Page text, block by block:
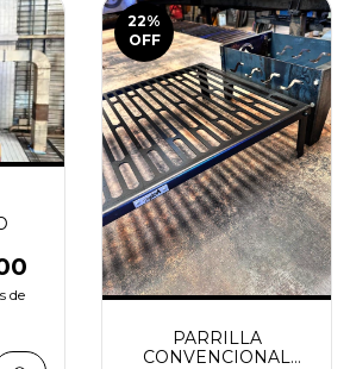
de
22%
OFF
PARRILLA
CONVENCIONAL